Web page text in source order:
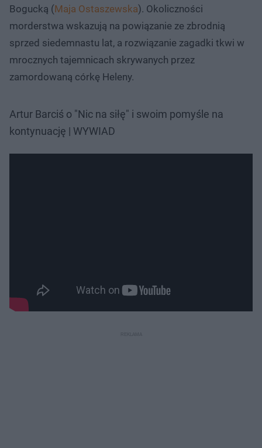
Bogucką (Maja Ostaszewska). Okoliczności
morderstwa wskazują na powiązanie ze zbrodnią
sprzed siedemnastu lat, a rozwiązanie zagadki tkwi w
mrocznych tajemnicach skrywanych przez
zamordowaną córkę Heleny.
Artur Barciś o "Nic na siłę" i swoim pomyśle na
kontynuację | WYWIAD